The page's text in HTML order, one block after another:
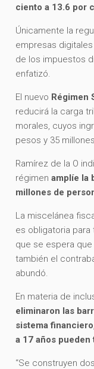
ciento a 13.6 por
Únicamente la
empresas
de los impuestos
enfatizó.
El nuevo Régimen
reducirá la carga
morales, cuyos
pesos y 35
Ramírez de la O
régimenamplíe la
millones de
La miscelánea
es obligatoria
que se espera
también el
abundó.
En materia de
eliminaron las
sistema
a 17 años
“Se construyen